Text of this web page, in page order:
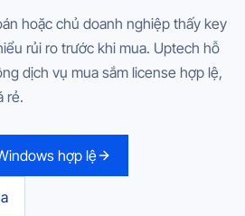
hoặc chủ doanh nghiệp thấy key
rủi ro trước khi mua. Uptech hỗ
dịch vụ mua sắm license hợp lệ,
rẻ.
hợp lệ